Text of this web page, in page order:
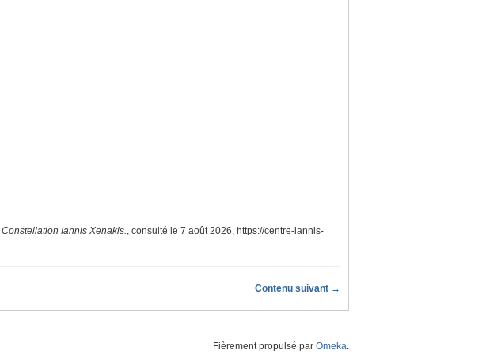
Constellation Iannis Xenakis., consulté le 7 août 2026, https://centre-iannis-
Contenu suivant →
Fièrement propulsé par Omeka.